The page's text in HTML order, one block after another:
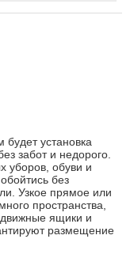
установка
забот и недорого.
уборов, обуви и
без
Узкое прямое или
пространства,
ящики и
размещение